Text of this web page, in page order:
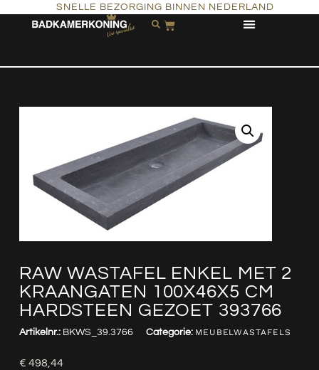
SNELLE BEZORGING BINNEN NEDERLAND
RAW WASTAFEL ENKEL MET 2
KRAANGATEN 100X46X5 CM
HARDSTEEN GEZOET 393766
Artikelnr.: BKWS_39.3766 Categorie: MEUBELWASTAFELS
€ 498,44